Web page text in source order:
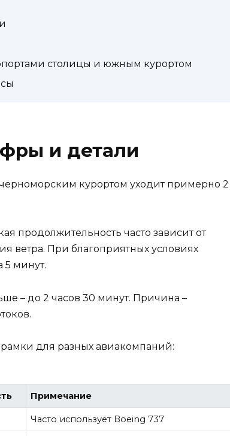
столицы и южным курортом
и детали
курортом уходит примерно 2
продолжительность часто зависит от
ветра. При благоприятных условиях
5 минут.
– до 2 часов 30 минут. Причина –
для разных авиакомпаний:
Примечание
Часто использует Boeing 737